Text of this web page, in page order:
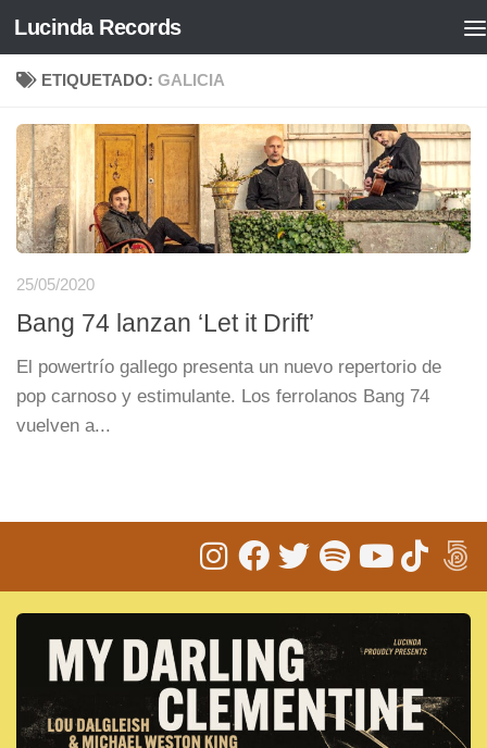
Saltar al contenido
Lucinda Records
ETIQUETADO: GALICIA
25/05/2020
Bang 74 lanzan ‘Let it Drift’
El powertrío gallego presenta un nuevo repertorio de
pop carnoso y estimulante. Los ferrolanos Bang 74
vuelven a...